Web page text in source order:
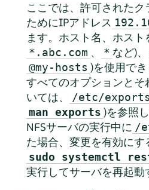
ここでは、許可された
ためにIPアドレス
ます。ホスト名、ホス
*.abc.com 、 * など)
@my-hosts )を使用でき
すべてのオプションと
いては、
/etc/exports
man exports )を参照
NFSサーバの実行中に /
た場合、変更を有効にす
sudo systemctl
実行してサーバを再起動